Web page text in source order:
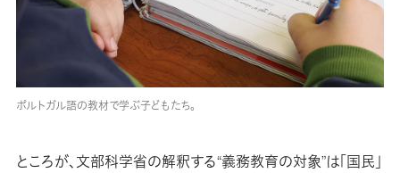
ポルトガル語の教材で学ぶ子どもたち。
ところが、文部科学省の解釈する“義務教育の対象”は「国民」